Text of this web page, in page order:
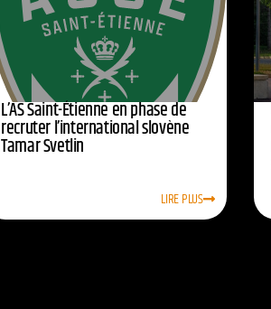
L’AS Saint-Étienne en phase de
recruter l’international slovène
Tamar Svetlin
LIRE PLUS